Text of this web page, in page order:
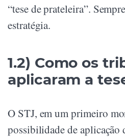
“tese de prateleira”.
estratégia.
1.2) Como os
aplicaram a
O STJ, em um primeiro
possibilidade de aplicação